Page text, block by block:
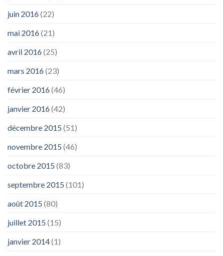
juin 2016(22)
mai 2016(21)
avril 2016(25)
mars 2016(23)
février 2016(46)
janvier 2016(42)
décembre 2015 (51)
novembre 2015 (46)
octobre 2015 (83)
septembre 2015 (101)
août 2015 (80)
juillet 2015 (15)
janvier 2014(1)